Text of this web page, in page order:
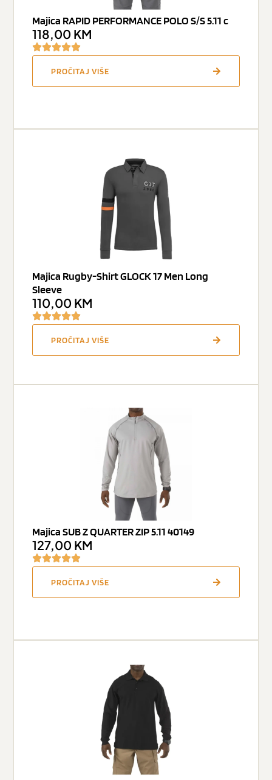
Majica RAPID PERFORMANCE POLO S/S 5.11 c
118,00 KM
PROČITAJ VIŠE
Majica Rugby-Shirt GLOCK 17 Men Long
Sleeve
110,00 KM
PROČITAJ VIŠE
Majica SUB Z QUARTER ZIP 5.11 40149
127,00 KM
PROČITAJ VIŠE